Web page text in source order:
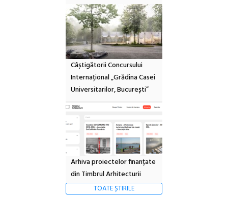
Câștigătorii Concursului
Internațional „Grădina Casei
Universitarilor, București”
Arhiva proiectelor finanțate
din Timbrul Arhitecturii
TOATE ȘTIRILE